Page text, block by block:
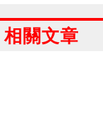
相關文章